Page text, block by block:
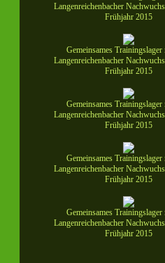
Langenreichenbacher
Frühjahr 2015
Gemeinsames Trainingslager
Langenreichenbacher
Frühjahr 2015
Gemeinsames Trainingslager
Langenreichenbacher
Frühjahr 2015
Gemeinsames Trainingslager
Langenreichenbacher
Frühjahr 2015
Gemeinsames Trainingslager
Langenreichenbacher
Frühjahr 2015